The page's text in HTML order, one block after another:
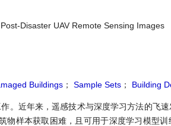
Disaster UAV Remote Sensing Images
Buildings ； Sample Sets ； Building
。近年来，遥感技术与深度学习方法的飞
样本获取困难，且可用于深度学习模型训